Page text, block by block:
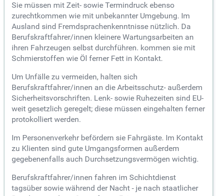
Sie müssen mit Zeit- sowie Termindruck ebenso
zurechtkommen wie mit unbekannter Umgebung. Im
Ausland sind Fremdsprachenkenntnisse nützlich. Da
Berufskraftfahrer/innen kleinere Wartungsarbeiten an
ihren Fahrzeugen selbst durchführen. kommen sie mit
Schmierstoffen wie Öl ferner Fett in Kontakt.
Um Unfälle zu vermeiden, halten sich
Berufskraftfahrer/innen an die Arbeitsschutz- außerdem
Sicherheitsvorschriften. Lenk- sowie Ruhezeiten sind EU-
weit gesetzlich geregelt; diese müssen eingehalten ferner
protokolliert werden.
Im Personenverkehr befördern sie Fahrgäste. Im Kontakt
zu Klienten sind gute Umgangsformen außerdem
gegebenenfalls auch Durchsetzungsvermögen wichtig.
Berufskraftfahrer/innen fahren im Schichtdienst
tagsüber sowie während der Nacht - je nach staatlicher